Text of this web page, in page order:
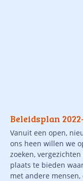
Beleidsplan
Vanuit een open,
ons heen willen we
zoeken,
plaats te bieden
met andere